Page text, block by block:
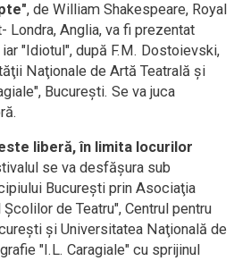
, de William Shakespeare, Royal
Londra, Anglia, va fi prezentat
"Idiotul", după F.M. Dostoievski,
Naţionale de Artă Teatrală şi
Bucureşti. Se va juca
liberă, în limita locurilor
se va desfăşura sub
Bucureşti prin Asociaţia
de Teatru", Centrul pentru
şi Universitatea Naţională de
"I.L. Caragiale" cu sprijinul